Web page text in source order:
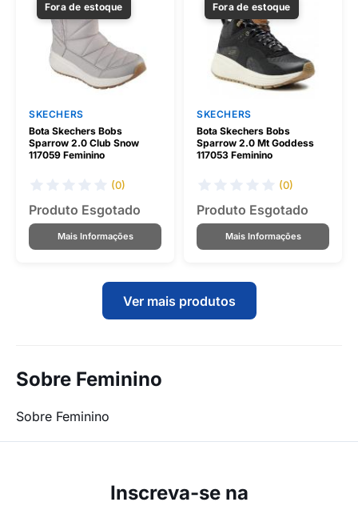
Fora de estoque
SKECHERS
Bota Skechers Bobs
Sparrow 2.0 Club Snow
117059 Feminino
(0)
Produto Esgotado
Mais Informações
Fora de estoque
SKECHERS
Bota Skechers Bobs
Sparrow 2.0 Mt Goddess
117053 Feminino
(0)
Produto Esgotado
Mais Informações
Ver mais produtos
Sobre Feminino
Sobre Feminino
Inscreva-se na